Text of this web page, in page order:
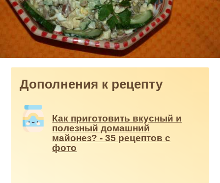
Дополнения к рецепту
Как приготовить вкусный и
полезный домашний
майонез? - 35 рецептов с
фото